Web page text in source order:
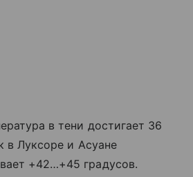
в тени достигает 36
в Луксоре и Асуане
+42…+45 градусов.